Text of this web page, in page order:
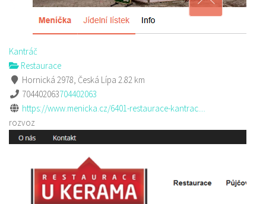
Kantráč
Restaurace
Hornická 2978, Česká Lípa 2.82 km
704402063704402063
https://www.menicka.cz/6401-restaurace-kantrac....
rozvoz